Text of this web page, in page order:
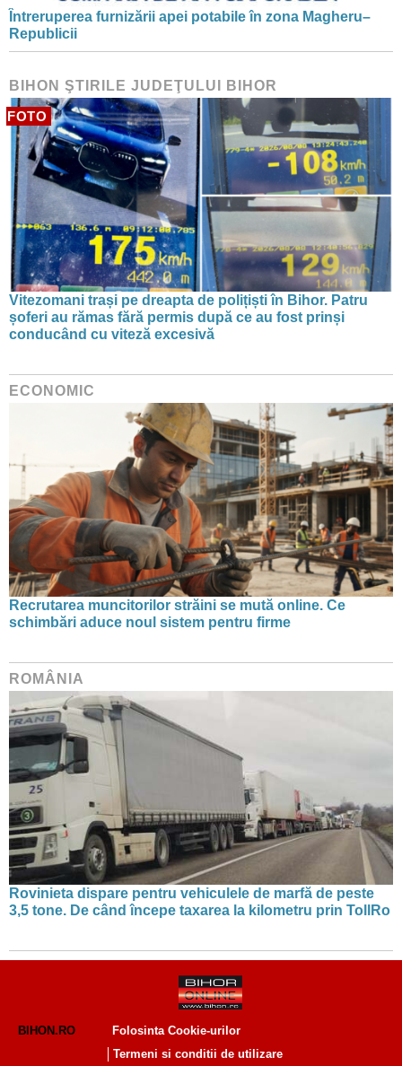
Întreruperea furnizării apei potabile în zona Magheru–
Republicii
BIHON ŞTIRILE JUDEŢULUI BIHOR
FOTO
Vitezomani trași pe dreapta de polițiști în Bihor. Patru
șoferi au rămas fără permis după ce au fost prinși
conducând cu viteză excesivă
ECONOMIC
Recrutarea muncitorilor străini se mută online. Ce
schimbări aduce noul sistem pentru firme
ROMÂNIA
Rovinieta dispare pentru vehiculele de marfă de peste
3,5 tone. De când începe taxarea la kilometru prin TollRo
BIHON.RO
Folosinta Cookie-urilor
Termeni si conditii de utilizare